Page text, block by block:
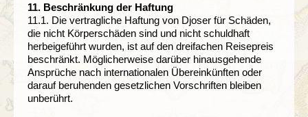
11. Beschränkung der Haftung
11.1. Die vertragliche Haftung von Djoser für Schäden,
die nicht Körperschäden sind und nicht schuldhaft
herbeigeführt wurden, ist auf den dreifachen Reisepreis
beschränkt. Möglicherweise darüber hinausgehende
Ansprüche nach internationalen Übereinkünften oder
darauf beruhenden gesetzlichen Vorschriften bleiben
unberührt.